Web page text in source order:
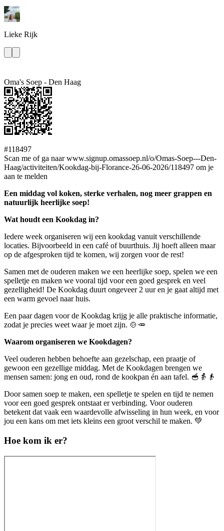
Lieke Rijk
Oma's Soep - Den Haag
#118497
Scan me of ga naar www.signup.omassoep.nl/o/Omas-Soep---Den-
Haag/activiteiten/Kookdag-bij-Florance-26-06-2026/118497 om je
aan te melden
Een middag vol koken, sterke verhalen, nog meer grappen en
natuurlijk heerlijke soep!
Wat houdt een Kookdag in?
Iedere week organiseren wij een kookdag vanuit verschillende
locaties. Bijvoorbeeld in een café of buurthuis. Jij hoeft alleen maar
op de afgesproken tijd te komen, wij zorgen voor de rest!
Samen met de ouderen maken we een heerlijke soep, spelen we een
spelletje en maken we vooral tijd voor een goed gesprek en veel
gezelligheid! De Kookdag duurt ongeveer 2 uur en je gaat altijd met
een warm gevoel naar huis.
Een paar dagen voor de Kookdag krijg je alle praktische informatie,
zodat je precies weet waar je moet zijn. 🍲🥕
Waarom organiseren we Kookdagen?
Veel ouderen hebben behoefte aan gezelschap, een praatje of
gewoon een gezellige middag. Met de Kookdagen brengen we
mensen samen: jong en oud, rond de kookpan én aan tafel. 🥣👵👴
Door samen soep te maken, een spelletje te spelen en tijd te nemen
voor een goed gesprek ontstaat er verbinding. Voor ouderen
betekent dat vaak een waardevolle afwisseling in hun week, en voor
jou een kans om met iets kleins een groot verschil te maken. 💚
Hoe kom ik er?